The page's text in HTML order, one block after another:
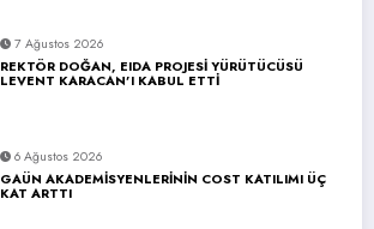
7 Ağustos 2026
REKTÖR DOĞAN, EIDA PROJESİ YÜRÜTÜCÜSÜ
LEVENT KARACAN’I KABUL ETTİ
6 Ağustos 2026
GAÜN AKADEMİSYENLERİNİN COST KATILIMI ÜÇ
KAT ARTTI